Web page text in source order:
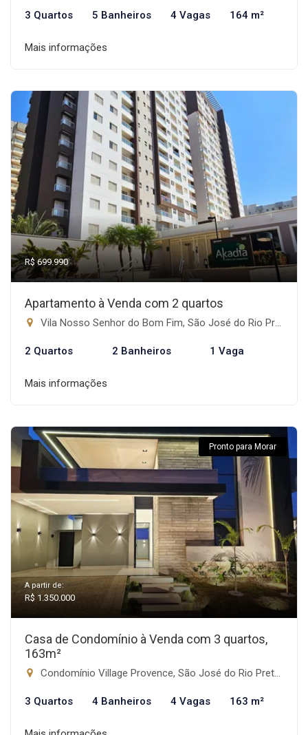
3 Quartos 5 Banheiros 4 Vagas 164 m²
Mais informações
R$ 699.990
Apartamento à Venda com 2 quartos
Vila Nosso Senhor do Bom Fim, São José do Rio Preto-SP
2 Quartos 2 Banheiros 1 Vaga
Mais informações
Pronto para Morar
A partir de:
R$ 1.350.000
Casa de Condomínio à Venda com 3 quartos,
163m²
Condomínio Village Provence, São José do Rio Preto-SP
3 Quartos 4 Banheiros 4 Vagas 163 m²